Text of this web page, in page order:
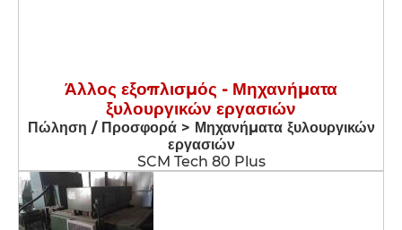
Άλλος εξοπλισμός - Μηχανήματα
ξυλουργικών εργασιών
Πώληση / Προσφορά > Μηχανήματα ξυλουργικών
εργασιών
SCM Tech 80 Plus